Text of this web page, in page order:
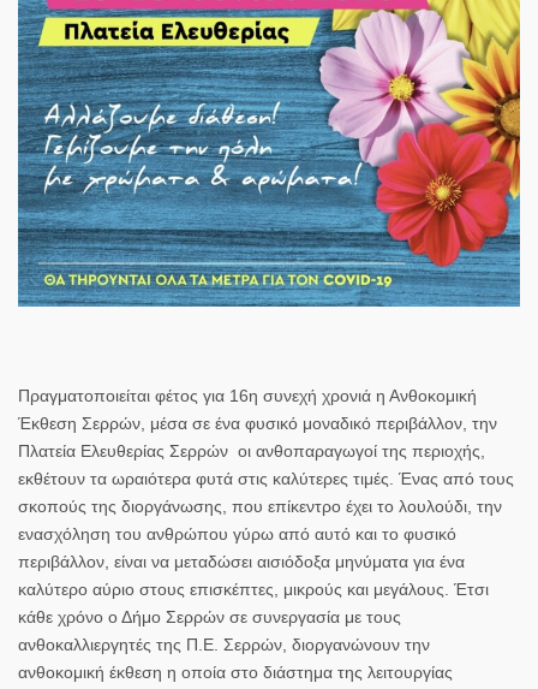
Πραγματοποιείται φέτος για 16η συνεχή χρονιά η Ανθοκομική
Έκθεση Σερρών, μέσα σε ένα φυσικό μοναδικό περιβάλλον, την
Πλατεία Ελευθερίας Σερρών οι ανθοπαραγωγοί της περιοχής,
εκθέτουν τα ωραιότερα φυτά στις καλύτερες τιμές. Ένας από τους
σκοπούς της διοργάνωσης, που επίκεντρο έχει το λουλούδι, την
ενασχόληση του ανθρώπου γύρω από αυτό και το φυσικό
περιβάλλον, είναι να μεταδώσει αισιόδοξα μηνύματα για ένα
καλύτερο αύριο στους επισκέπτες, μικρούς και μεγάλους. Έτσι
κάθε χρόνο ο Δήμο Σερρών σε συνεργασία με τους
ανθοκαλλιεργητές της Π.Ε. Σερρών, διοργανώνουν την
ανθοκομική έκθεση η οποία στο διάστημα της λειτουργίας